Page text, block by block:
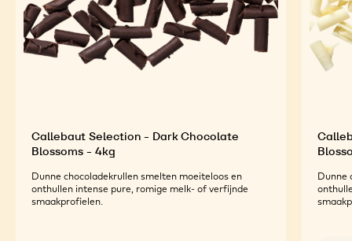
Callebaut Selection - Dark Chocolate
Blossoms - 4kg
Dunne chocoladekrullen smelten moeiteloos en
onthullen intense pure, romige melk- of verfijnde
smaakprofielen.
Dunne